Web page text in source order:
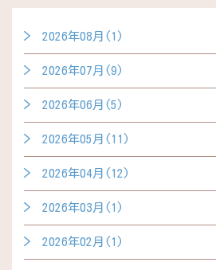
2026年08月(1)
2026年07月(9)
2026年06月(5)
2026年05月(11)
2026年04月(12)
2026年03月(1)
2026年02月(1)